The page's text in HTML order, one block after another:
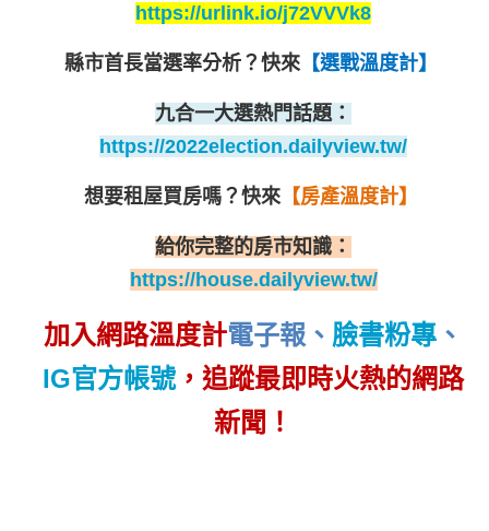
https://urlink.io/j72VVVk8
縣市首長當選率分析？ 快來【選戰溫度計】
九合一大選熱門話題：
https://2022election.dailyview.tw/
想要租屋買房嗎？ 快來【房產溫度計】
給你完整的房市知識：
https://house.dailyview.tw/
加入網路溫度計電子報 、 臉書粉專 、
IG官方帳號，追蹤最即時火熱的網路
新聞！